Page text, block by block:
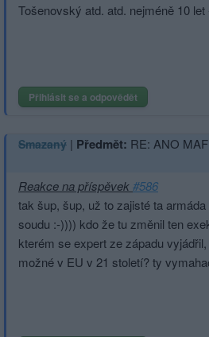
Tošenovský atd. atd. nejméně 10 let
Přihlásit se a odpovědět
Smazaný | Předmět: RE: ANO
Reakce na příspěvek#586
tak šup, šup, už to zajisté ta
soudu :-)))) kdo že tu změnil ten
kterém se expert ze západu
možné v EU v 21 století? ty